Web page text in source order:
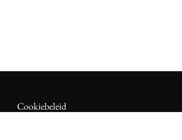
Cookiebeleid